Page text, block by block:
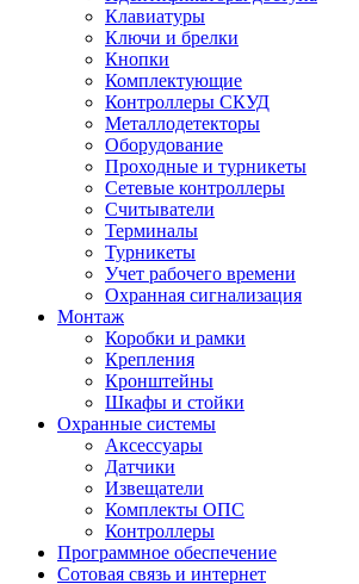
Клавиатуры
Ключи и брелки
Кнопки
Комплектующие
Контроллеры СКУД
Металлодетекторы
Оборудование
Проходные и турникеты
Сетевые контроллеры
Считыватели
Терминалы
Турникеты
Учет рабочего времени
Охранная сигнализация
Монтаж
Коробки и рамки
Крепления
Кронштейны
Шкафы и стойки
Охранные системы
Аксессуары
Датчики
Извещатели
Комплекты ОПС
Контроллеры
Программное обеспечение
Сотовая связь и интернет